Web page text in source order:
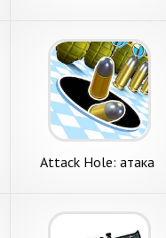
Attack Hole: атака